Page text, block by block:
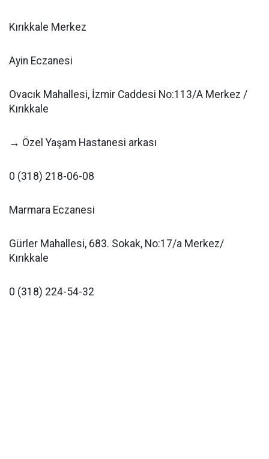
Kırıkkale Merkez
Ayin Eczanesi
Ovacık Mahallesi, İzmir Caddesi No:113/A Merkez /
Kırıkkale
→ Özel Yaşam Hastanesi arkası
0 (318) 218-06-08
Marmara Eczanesi
Gürler Mahallesi, 683. Sokak, No:17/a Merkez/
Kırıkkale
0 (318) 224-54-32